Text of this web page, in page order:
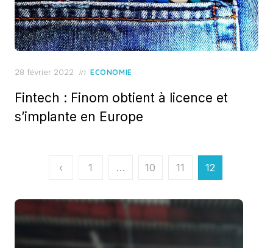
Posted
28 février 2022 in ECONOMIE
Fintech : Finom obtient à licence et
s’implante en Europe
Pagination
publications
‹ 1 … 10 11 12